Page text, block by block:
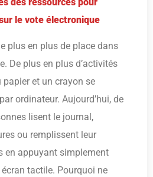
le vote électronique
plus en plus de place dans
De plus en plus d’activités
et un crayon se
ordinateur. Aujourd’hui, de
lisent le journal,
ou remplissent leur
en appuyant simplement
tactile. Pourquoi ne